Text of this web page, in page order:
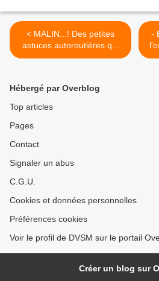
< MALIN...! Des petites
astuces autoroutières qui
pèsent plus que poids
-
Hébergé par Overblog
Top articles
Pages
Contact
Signaler un abus
C.G.U.
Cookies et données personnelles
Préférences cookies
Voir le profil de DVSM sur le portail
Créer un blog sur